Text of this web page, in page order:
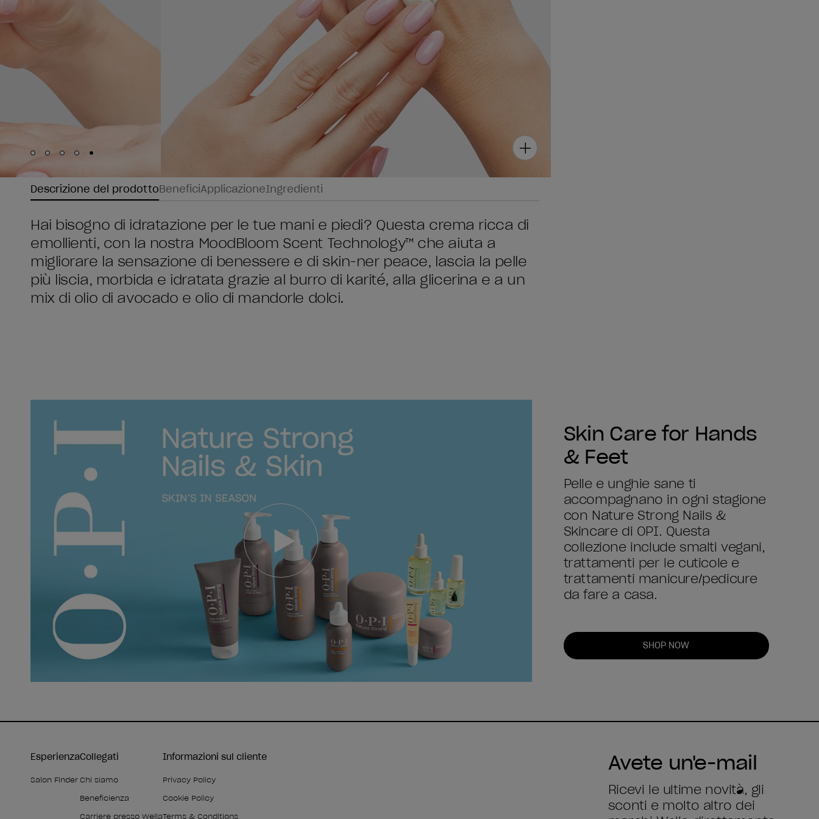
Skip to slide
Skip to slide
Skip to slide
Skip to slide
Skip to slide
Descrizione del prodottoBeneficiApplicazioneIngredienti
Hai bisogno di idratazione per le tue mani e piedi? Questa crema ricca di
emollienti, con la nostra MoodBloom Scent Technology™ che aiuta a
migliorare la sensazione di benessere e di skin-ner peace, lascia la pelle
più liscia, morbida e idratata grazie al burro di karité, alla glicerina e a un
Skin Care for Hands
& Feet
Pelle e unghie sane ti
accompagnano in ogni stagione
con Nature Strong Nails &
Skincare di OPI. Questa
collezione include smalti vegani,
trattamenti per le cuticole e
trattamenti manicure/pedicure
da fare a casa.
SHOP NOW
Esperienza
Salon Finder
Collegati
Chi siamo
Beneficienza
Carriere presso Wella
Informazioni sul cliente
Privacy Policy
Cookie Policy
Terms & Conditions
Avete un'e-mail
Ricevi le ultime novità, gli
sconti e molto altro dei